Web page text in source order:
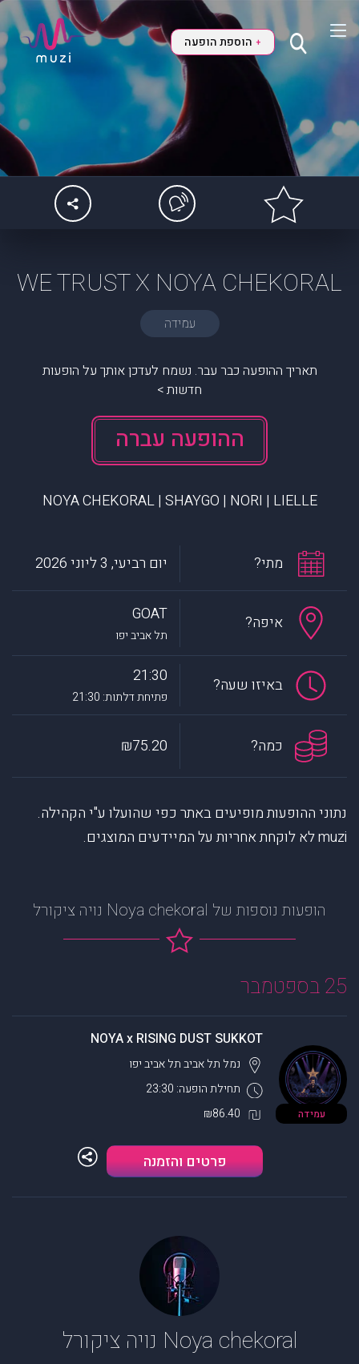
+ הוספת הופעה
WE TRUST X NOYA CHEKORAL
עמידה
תאריך ההופעה כבר עבר. נשמח לעדכן אותך על הופעות
חדשות >
ההופעה עברה
NOYA CHEKORAL | SHAYGO | NORI | LIELLE
מתי? יום רביעי, 3 ליוני 2026
איפה? GOAT
תל אביב יפו
באיזו שעה? 21:30
פתיחת דלתות: 21:30
כמה? ₪75.20
נתוני ההופעות מופיעים באתר כפי שהועלו ע"י הקהילה.
muzi לא לוקחת אחריות על המיידעים המוצגים.
הופעות נוספות של Noya chekoral נויה ציקורל
25 בספטמבר
עמידה
NOYA x RISING DUST SUKKOT
תחילת הופעה: 23:30
נמל תל אביבתל אביב יפו
₪86.40
פרטים והזמנה
Noya chekoral נויה ציקורל